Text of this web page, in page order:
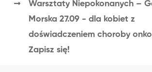
Warsztaty Niepokonanych –
Morska 27.09 - dla kobiet z
doświadczeniem choroby
Zapisz się!